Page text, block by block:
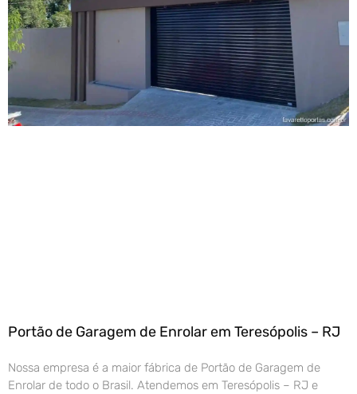
Portão de Garagem de Enrolar em Teresópolis – RJ
Nossa empresa é a maior fábrica de Portão de Garagem de
Enrolar de todo o Brasil. Atendemos em Teresópolis – RJ e